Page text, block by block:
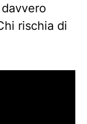
rischia di